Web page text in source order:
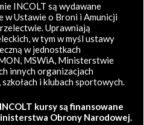
INCOLT są wydawane
w Ustawie o Broni i Amunicji
Uprawniają
w tym w myśl ustawy
w jednostkach
MSWiA, Ministerstwie
innych organizacjach
i klubach sportowych.
kursy są finansowane
Obrony Narodowej.